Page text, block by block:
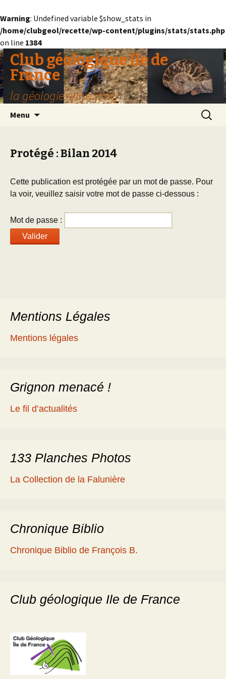
Warning: Undefined variable $show_stats in
/home/clubgeol/recette/wp-content/plugins/stats/stats.php
on line 1384
Club géologique Ile de
France
la géologie entre amis
Menu
Protégé : Bilan 2014
Cette publication est protégée par un mot de passe. Pour
la voir, veuillez saisir votre mot de passe ci-dessous :
Mot de passe :
Mentions Légales
Mentions légales
Grignon menacé !
Le fil d’actualités
133 Planches Photos
La Collection de la Falunière
Chronique Biblio
Chronique Biblio de François B.
Club géologique Ile de France